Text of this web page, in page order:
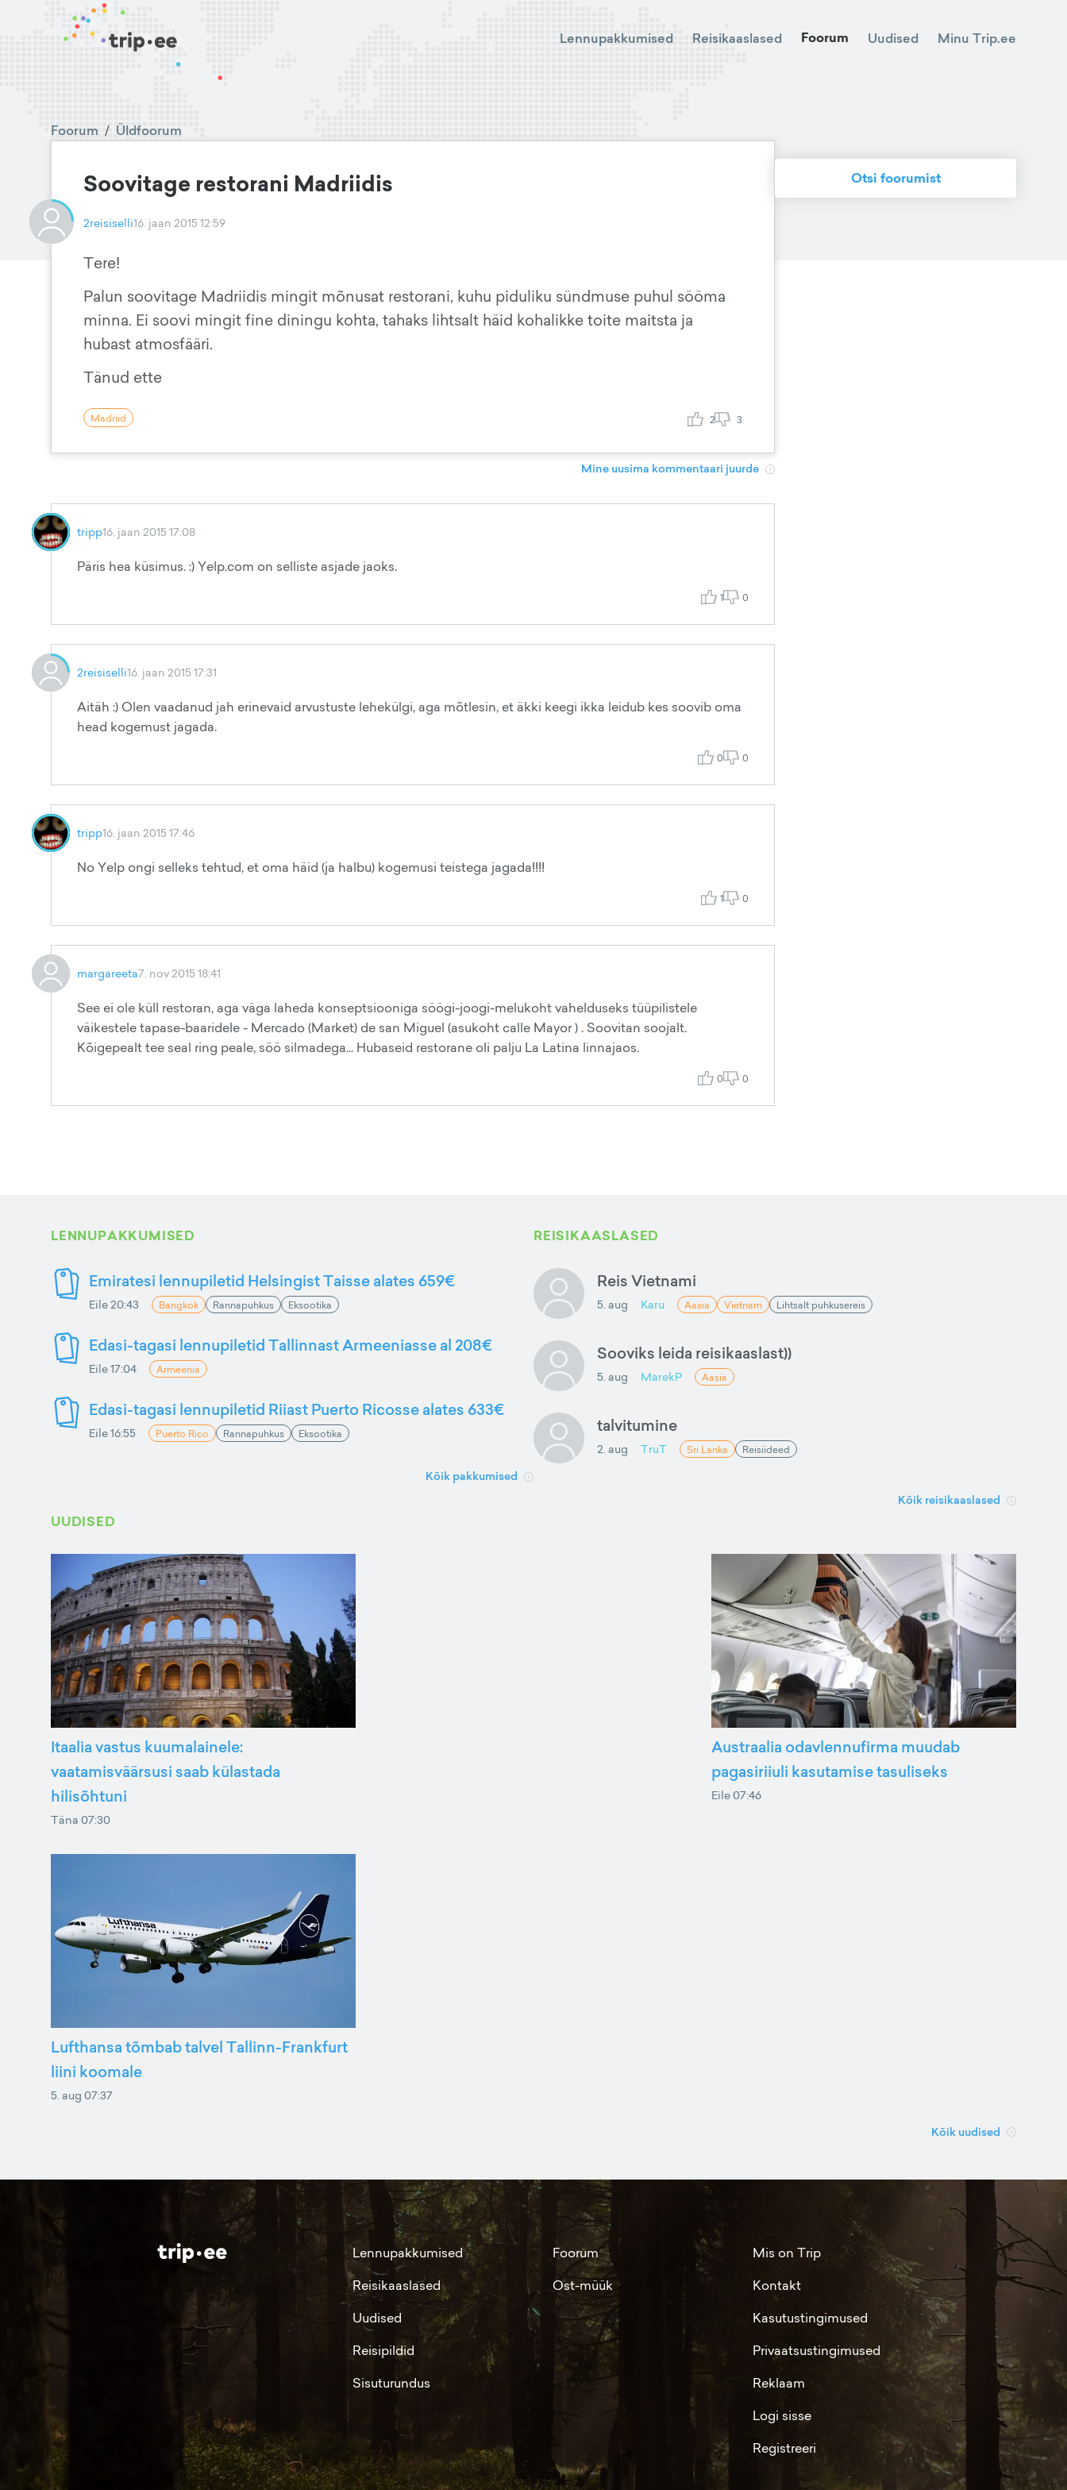
Lennupakkumised Reisikaaslased Foorum Uudised Minu Trip.ee
Foorum / Üldfoorum
Soovitage restorani Madriidis
2reisiselli16. jaan 2015 12:59
Tere!
Palun soovitage Madriidis mingit mõnusat restorani, kuhu piduliku sündmuse puhul sööma
minna. Ei soovi mingit fine diningu kohta, tahaks lihtsalt häid kohalikke toite maitsta ja
hubast atmosfääri.
Tänud ette
Madriid 2 3
Mine uusima kommentaari juurde
tripp16. jaan 2015 17:08
Päris hea küsimus. :) Yelp.com on selliste asjade jaoks.
1 0
2reisiselli16. jaan 2015 17:31
Aitäh :) Olen vaadanud jah erinevaid arvustuste lehekülgi, aga mõtlesin, et äkki keegi ikka leidub kes soovib oma
head kogemust jagada.
0 0
tripp16. jaan 2015 17:46
No Yelp ongi selleks tehtud, et oma häid (ja halbu) kogemusi teistega jagada!!!!
1 0
margareeta7. nov 2015 18:41
See ei ole küll restoran, aga väga laheda konseptsiooniga söögi-joogi-melukoht vahelduseks tüüpilistele
väikestele tapase-baaridele - Mercado (Market) de san Miguel (asukoht calle Mayor ) . Soovitan soojalt.
Kõigepealt tee seal ring peale, söö silmadega... Hubaseid restorane oli palju La Latina linnajaos.
0 0
Otsi foorumist
LENNUPAKKUMISED
Emiratesi lennupiletid Helsingist Taisse alates 659€
Eile 20:43 Bangkok Rannapuhkus Eksootika
Edasi-tagasi lennupiletid Tallinnast Armeeniasse al 208€
Eile 17:04 Armeenia
Edasi-tagasi lennupiletid Riiast Puerto Ricosse alates 633€
Eile 16:55 Puerto Rico Rannapuhkus Eksootika
Kõik pakkumised
REISIKAASLASED
Reis Vietnami
5. aug Karu Aasia Vietnam Lihtsalt puhkusereis
Sooviks leida reisikaaslast))
5. aug MarekP Aasia
talvitumine
2. aug TruT Sri Lanka Reisiideed
Kõik reisikaaslased
UUDISED
Itaalia vastus kuumalainele:
vaatamisväärsusi saab külastada
hilisõhtuni
Täna 07:30
Austraalia odavlennufirma muudab
pagasiriiuli kasutamise tasuliseks
Eile 07:46
Lufthansa tõmbab talvel Tallinn-Frankfurt
liini koomale
5. aug 07:37
Kõik uudised
Lennupakkumised
Reisikaaslased
Uudised
Reisipildid
Sisuturundus
Foorum
Ost-müük
Mis on Trip
Kontakt
Kasutustingimused
Privaatsustingimused
Reklaam
Logi sisse
Registreeri